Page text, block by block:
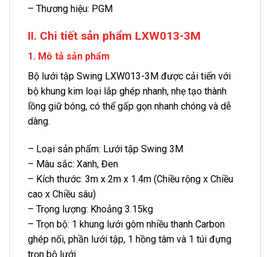
– Thương hiệu: PGM
II. Chi tiết sản phẩm LXW013-3M
1. Mô tả sản phẩm
Bộ lưới tập Swing LXW013-3M được cải tiến với
bộ khung kim loại lắp ghép nhanh, nhẹ tạo thành
lồng giữ bóng, có thể gấp gọn nhanh chóng và dễ
dàng.
– Loại sản phẩm: Lưới tập Swing 3M
– Màu sắc: Xanh, Đen
– Kích thước: 3m x 2m x 1.4m (Chiều rộng x Chiều
cao x Chiều sâu)
– Trọng lượng: Khoảng 3.15kg
– Trọn bộ: 1 khung lưới gôm nhiều thanh Carbon
ghép nối, phần lưới tập, 1 hồng tâm và 1 túi đựng
trọn bộ lưới.